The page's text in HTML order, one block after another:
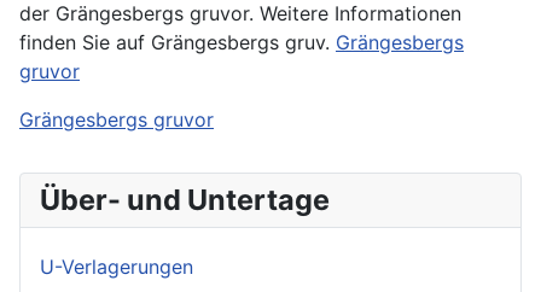
der Grängesbergs gruvor. Weitere Informationen
finden Sie auf Grängesbergs gruv. Grängesbergs
gruvor
Grängesbergs gruvor
Über- und Untertage
U-Verlagerungen